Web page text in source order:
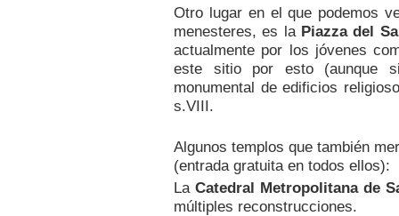
Otro lugar en el que podemos
menesteres, es la Piazza del
actualmente por los jóvenes
este sitio por esto (aunque
monumental de edificios
s.VIII.
Algunos templos que también
(entrada gratuita en todos ellos):
La Catedral Metropolitana de
múltiples reconstrucciones.